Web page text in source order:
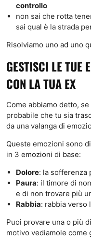
controllo
non sai che rotta
sai qual è la strada
Risolviamo uno ad uno
GESTISCI LE TUE
CON LA TUA EX
Come abbiamo detto,
probabile che tu sia
da una valanga di
Queste emozioni sono
in 3 emozioni di base:
Dolore: la sofferenza
Paura: il timore di
e di non trovare più
Rabbia: rabbia verso
Puoi provare una o più
motivo vediamole come